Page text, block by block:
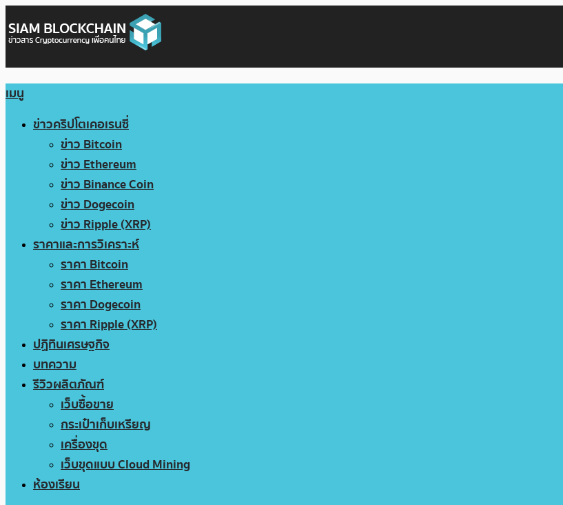
เมนู
ข่าวคริปโตเคอเรนซี่
ข่าว Bitcoin
ข่าว Ethereum
ข่าว Binance Coin
ข่าว Dogecoin
ข่าว Ripple (XRP)
ราคาและการวิเคราะห์
ราคา Bitcoin
ราคา Ethereum
ราคา Dogecoin
ราคา Ripple (XRP)
ปฏิทินเศรษฐกิจ
บทความ
รีวิวผลิตภัณฑ์
เว็บซื้อขาย
กระเป๋าเก็บเหรียญ
เครื่องขุด
เว็บขุดแบบ Cloud Mining
ห้องเรียน